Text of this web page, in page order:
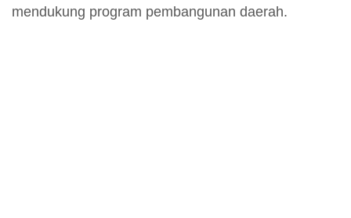
mendukung program pembangunan daerah.